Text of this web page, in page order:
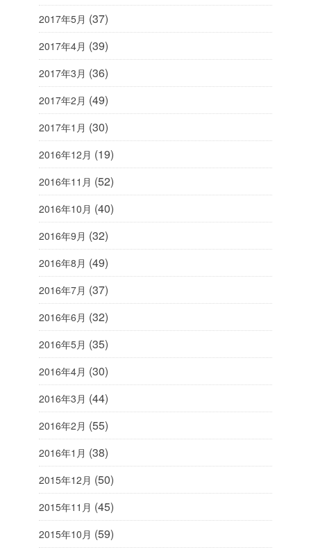
2017年5月 (37)
2017年4月 (39)
2017年3月 (36)
2017年2月 (49)
2017年1月 (30)
2016年12月 (19)
2016年11月 (52)
2016年10月 (40)
2016年9月 (32)
2016年8月 (49)
2016年7月 (37)
2016年6月 (32)
2016年5月 (35)
2016年4月 (30)
2016年3月 (44)
2016年2月 (55)
2016年1月 (38)
2015年12月 (50)
2015年11月 (45)
2015年10月 (59)